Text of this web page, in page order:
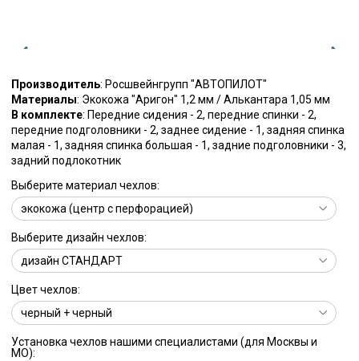
Производитель: Росшвейнгрупп "АВТОПИЛОТ"
Материалы: Экокожа "Аригон" 1,2 мм / Алькантара 1,05 мм
В комплекте: Передние сидения - 2, передние спинки - 2,
передние подголовники - 2, заднее сидение - 1, задняя спинка
малая - 1, задняя спинка большая - 1, задние подголовники - 3,
задний подлокотник
Выберите материал чехлов:
Выберите дизайн чехлов:
Цвет чехлов:
Установка чехлов нашими специалистами (для Москвы и
МО):